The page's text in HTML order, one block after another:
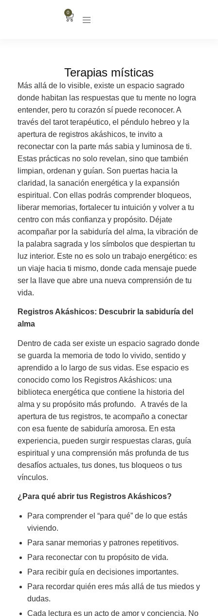
0
Terapias místicas
Más allá de lo visible, existe un espacio sagrado
donde habitan las respuestas que tu mente no logra
entender, pero tu corazón sí puede reconocer. A
través del tarot terapéutico, el péndulo hebreo y la
apertura de registros akáshicos, te invito a
reconectar con la parte más sabia y luminosa de ti.
Estas prácticas no solo revelan, sino que también
limpian, ordenan y guían. Son puertas hacia la
claridad, la sanación energética y la expansión
espiritual. Con ellas podrás comprender bloqueos,
liberar memorias, fortalecer tu intuición y volver a tu
centro con más confianza y propósito. Déjate
acompañar por la sabiduría del alma, la vibración de
la palabra sagrada y los símbolos que despiertan tu
luz interior. Este no es solo un trabajo energético: es
un viaje hacia ti mismo, donde cada mensaje puede
ser la llave que abre una nueva comprensión de tu
vida.
Registros Akáshicos: Descubrir la sabiduría del
alma
Dentro de cada ser existe un espacio sagrado donde
se guarda la memoria de todo lo vivido, sentido y
aprendido a lo largo de sus vidas. Ese espacio es
conocido como los Registros Akáshicos: una
biblioteca energética que contiene la historia del
alma y su propósito más profundo. A través de la
apertura de tus registros, te acompaño a conectar
con esa fuente de sabiduría amorosa. En esta
experiencia, pueden surgir respuestas claras, guía
espiritual y una comprensión más profunda de tus
desafíos actuales, tus dones, tus bloqueos o tus
vínculos.
¿Para qué abrir tus Registros Akáshicos?
Para comprender el “para qué” de lo que estás
viviendo.
Para sanar memorias y patrones repetitivos.
Para reconectar con tu propósito de vida.
Para recibir guía en decisiones importantes.
Para recordar quién eres más allá de tus miedos y
dudas.
Cada lectura es un acto de amor y conciencia. No